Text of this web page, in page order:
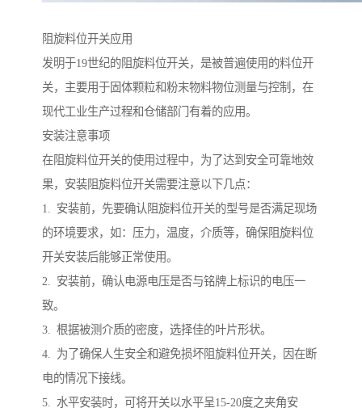
阻旋料位开关应用
发明于19世纪的阻旋料位开关，是被普遍使用的料位开
关，主要用于固体颗粒和粉末物料物位测量与控制，在
现代工业生产过程和仓储部门有着的应用。
安装注意事项
在阻旋料位开关的使用过程中，为了达到安全可靠地效
果，安装阻旋料位开关需要注意以下几点：
1. 安装前，先要确认阻旋料位开关的型号是否满足现场
的环境要求，如：压力，温度，介质等，确保阻旋料位
开关安装后能够正常使用。
2. 安装前，确认电源电压是否与铭牌上标识的电压一
致。
3. 根据被测介质的密度，选择佳的叶片形状。
4. 为了确保人生安全和避免损坏阻旋料位开关，因在断
电的情况下接线。
5. 水平安装时，可将开关以水平呈15-20度之夹角安